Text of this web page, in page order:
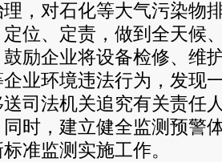
理，对石化等大气污染物
定位、定责，做到全天候
励企业将设备检修、维
业环境违法行为，发现
司法机关追究有关责任
，建立健全监测预警体
准监测实施工作。